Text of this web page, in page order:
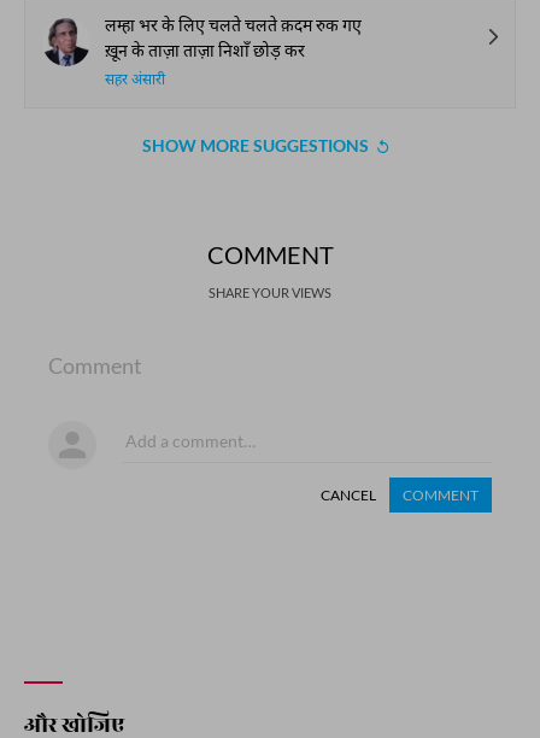
लम्हा भर के लिए चलते चलते क़दम रुक गए
ख़ून के ताज़ा ताज़ा निशाँ छोड़ कर
सहर अंसारी
SHOW MORE SUGGESTIONS
COMMENT
SHARE YOUR VIEWS
Comment
CANCEL COMMENT
और खोजिए